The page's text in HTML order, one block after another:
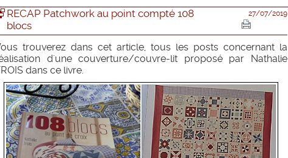
RECAP Patchwork au point compté 108
blocs
27/07/2019
trouverez dans cet article, tous les posts concernant la
d'une couverture/couvre-lit proposé par Nathalie
dans ce livre.